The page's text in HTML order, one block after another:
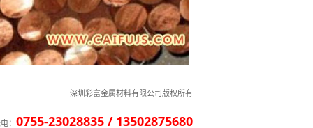
深圳彩富金属材料有限公司版权所有
： 0755-23028835 / 13502875680